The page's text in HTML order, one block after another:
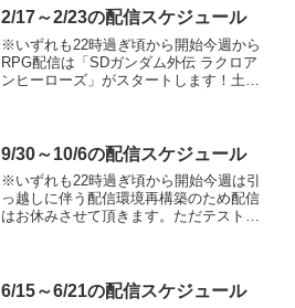
してどんなプレイになる...
2/17～2/23の配信スケジュール
※いずれも22時過ぎ頃から開始今週から
RPG配信は「SDガンダム外伝 ラクロア
ンヒーローズ」がスタートします！土曜
9/30～10/6の配信スケジュール
※いずれも22時過ぎ頃から開始今週は引
っ越しに伴う配信環境再構築のため配信
はお休みさせて頂きます。ただテスト配
6/15～6/21の配信スケジュール